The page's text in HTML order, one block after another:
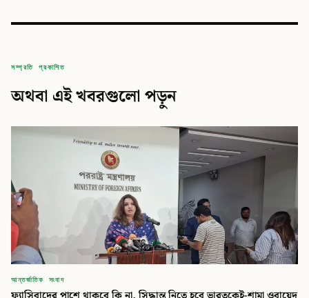
সম্প্রতি প্রকাশিত
অথবা এই খবরগুলো পড়ুন
আন্তর্জাতিক সংবাদ